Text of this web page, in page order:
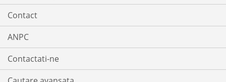
Contact
ANPC
Contactati-ne